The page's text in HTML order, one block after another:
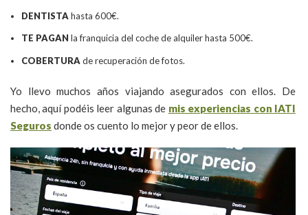
DENTISTA hasta 600€.
TE PAGAN la franquicia del coche de alquiler hasta 500€.
COBERTURA de recuperación de fotos.
Yo llevo muchos años viajando asegurados con ellos. De
hecho, aquí podéis leer algunas de mis experiencias con IATI
Seguros donde os cuento lo mejor y peor de ellos.